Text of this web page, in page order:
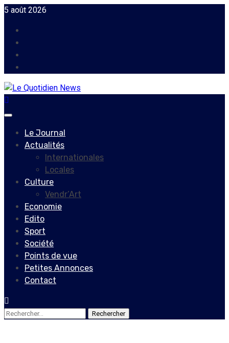
Skip
content
5 août 2026
Primary
Le Journal
Actualités
Internationales
Locales
Culture
Vendr’Art
Economie
Edito
Sport
Société
Points de vue
Petites Annonces
Contact
Rechercher :